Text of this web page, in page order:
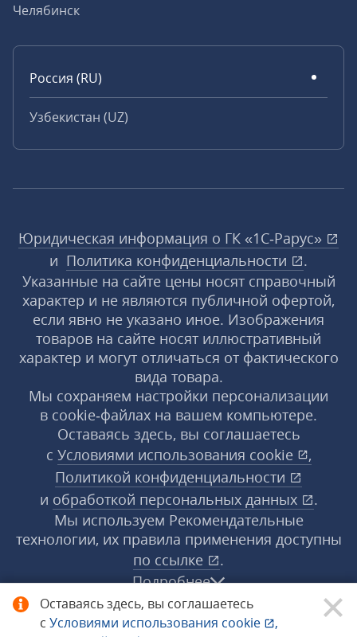
Оставаясь здесь, вы соглашаетесь
с Условиями использования cookie
,
Челябинск
Россия (RU)
Узбекистан (UZ)
Юридическая информация о ГК «1С‑Рарус»
и Политика конфиденциальности
.
Указанные на сайте цены носят справочный
характер и не являются публичной офертой,
если явно не указано иное. Изображения
товаров на сайте носят иллюстративный
характер и могут отличаться от фактического
вида товара.
Мы сохраняем настройки персонализации
в cookie‑файлах на вашем компьютере.
Оставаясь здесь, вы соглашаетесь
с Условиями использования cookie
,
Политикой конфиденциальности
и обработкой персональных данных
.
Мы используем Рекомендательные
технологии, их правила применения доступны
по ссылке
.
Подробнее
© 1998−2026 «1С‑Рарус» ®. Все права